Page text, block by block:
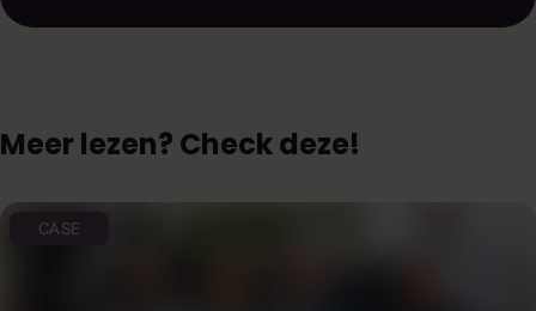
Meer lezen? Check deze!
CASE